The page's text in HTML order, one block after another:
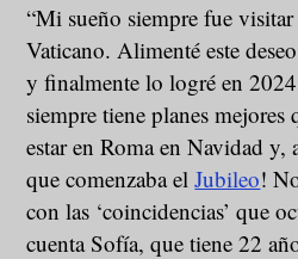
“Mi sueño siempre fue
Vaticano. Alimenté este
y finalmente lo logré en
siempre tiene planes mejores
estar en Roma en Navidad
que comenzaba elJubileo!
con las ‘coincidencias’ que
cuenta Sofía, que tiene 22